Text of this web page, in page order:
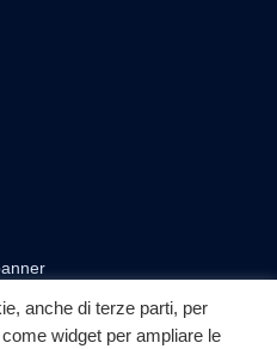
anche di terze parti, per
widget per ampliare le